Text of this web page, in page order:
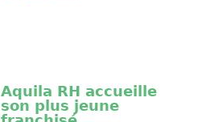
Aquila RH accueille
son plus jeune